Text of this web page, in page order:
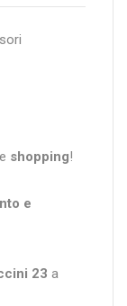
shopping!
e
23 a